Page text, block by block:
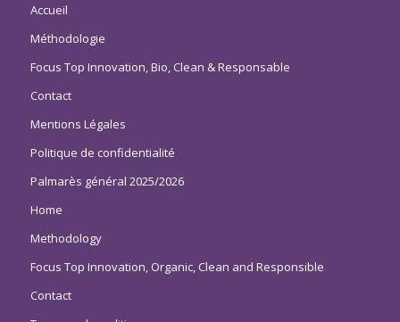
Accueil
Méthodologie
Focus Top Innovation, Bio, Clean & Responsable
Contact
Mentions Légales
Politique de confidentialité
Palmarès général 2025/2026
Home
Methodology
Focus Top Innovation, Organic, Clean and Responsible
Contact